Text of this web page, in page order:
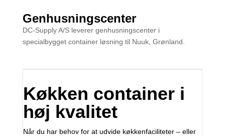
Genhusningscenter
DC-Supply A/S leverer genhusningscenter i
specialbygget container løsning til Nuuk, Grønland.
Køkken container i
høj kvalitet
Når du har behov for at udvide køkkenfaciliteter – eller